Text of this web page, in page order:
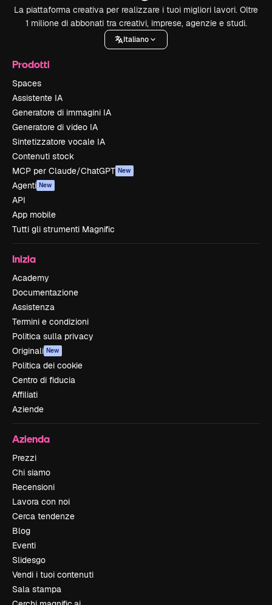
La piattaforma creativa per realizzare i tuoi migliori lavori. Oltre
1 milione di abbonati tra creativi, imprese, agenzie e studi.
Italiano
Prodotti
Spaces
Assistente IA
Generatore di immagini IA
Generatore di video IA
Sintetizzatore vocale IA
Contenuti stock
MCP per Claude/ChatGPT New
Agenti New
API
App mobile
Tutti gli strumenti Magnific
Inizia
Academy
Documentazione
Assistenza
Termini e condizioni
Politica sulla privacy
Originali New
Politica dei cookie
Centro di fiducia
Affiliati
Aziende
Azienda
Prezzi
Chi siamo
Recensioni
Lavora con noi
Cerca tendenze
Blog
Eventi
Slidesgo
Vendi i tuoi contenuti
Sala stampa